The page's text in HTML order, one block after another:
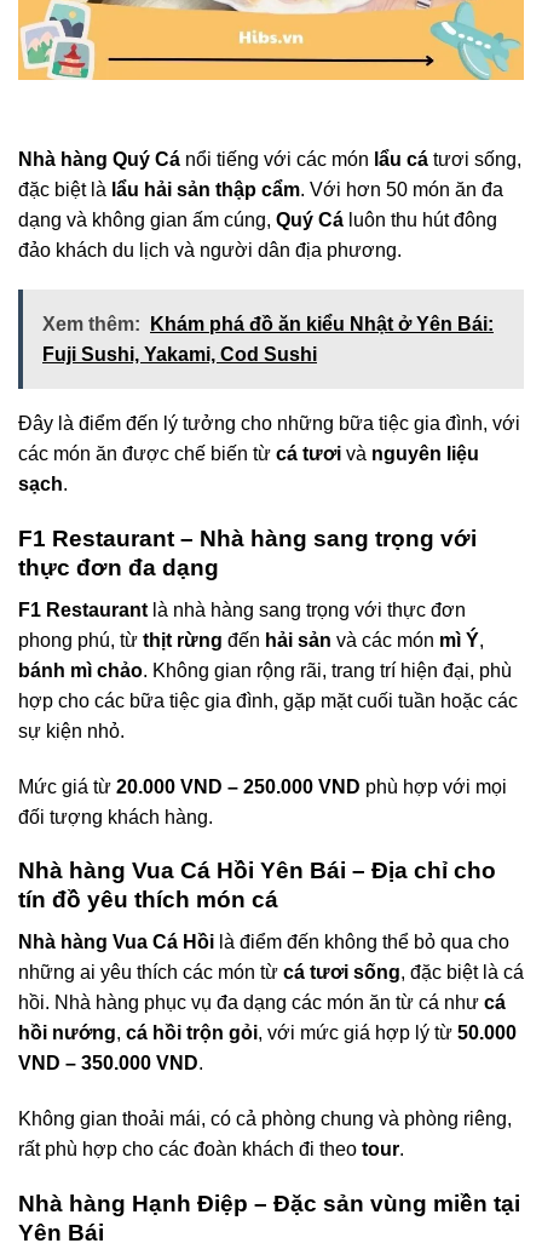
Nhà hàng Quý Cá nổi tiếng với các món lẩu cá tươi sống,
đặc biệt là lẩu hải sản thập cẩm. Với hơn 50 món ăn đa
dạng và không gian ấm cúng, Quý Cá luôn thu hút đông
đảo khách du lịch và người dân địa phương.
Xem thêm:
Khám phá đồ ăn kiểu Nhật ở Yên Bái:
Fuji Sushi, Yakami, Cod Sushi
Đây là điểm đến lý tưởng cho những bữa tiệc gia đình, với
các món ăn được chế biến từ cá tươi và nguyên liệu
sạch.
F1 Restaurant – Nhà hàng sang trọng với
thực đơn đa dạng
F1 Restaurant là nhà hàng sang trọng với thực đơn
phong phú, từ thịt rừng đến hải sản và các món mì Ý,
bánh mì chảo. Không gian rộng rãi, trang trí hiện đại, phù
hợp cho các bữa tiệc gia đình, gặp mặt cuối tuần hoặc các
sự kiện nhỏ.
Mức giá từ 20.000 VND – 250.000 VND phù hợp với mọi
đối tượng khách hàng.
Nhà hàng Vua Cá Hồi Yên Bái – Địa chỉ cho
tín đồ yêu thích món cá
Nhà hàng Vua Cá Hồi là điểm đến không thể bỏ qua cho
những ai yêu thích các món từ cá tươi sống, đặc biệt là cá
hồi. Nhà hàng phục vụ đa dạng các món ăn từ cá như cá
hồi nướng, cá hồi trộn gỏi, với mức giá hợp lý từ 50.000
VND – 350.000 VND.
Không gian thoải mái, có cả phòng chung và phòng riêng,
rất phù hợp cho các đoàn khách đi theo tour.
Nhà hàng Hạnh Điệp – Đặc sản vùng miền tại
Yên Bái